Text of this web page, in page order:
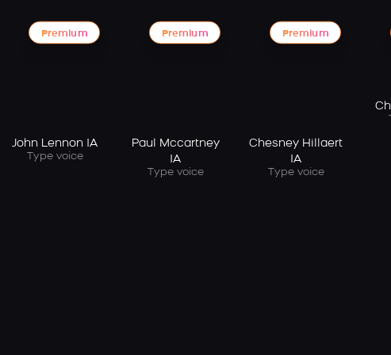
Premium
John Lennon IA
Type voice
Premium
Paul Mccartney
IA
Type voice
Premium
Chesney Hillaert
IA
Type voice